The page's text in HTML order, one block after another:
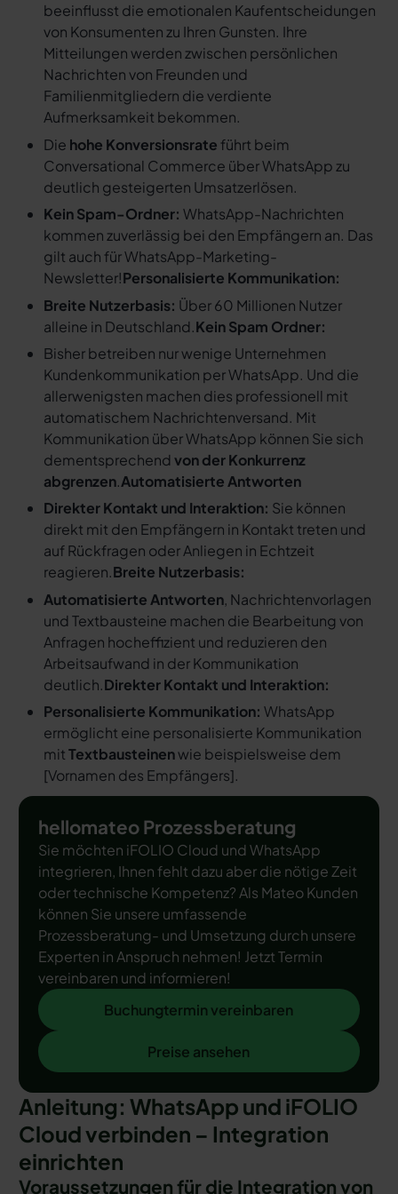
beeinflusst die emotionalen Kaufentscheidungen
von Konsumenten zu Ihren Gunsten. Ihre
Mitteilungen werden zwischen persönlichen
Nachrichten von Freunden und
Familienmitgliedern die verdiente
Aufmerksamkeit bekommen.
Die hohe Konversionsrate führt beim
Conversational Commerce über WhatsApp zu
deutlich gesteigerten Umsatzerlösen.
Kein Spam-Ordner: WhatsApp-Nachrichten
kommen zuverlässig bei den Empfängern an. Das
gilt auch für WhatsApp-Marketing-
Newsletter!Personalisierte Kommunikation:
Breite Nutzerbasis: Über 60 Millionen Nutzer
alleine in Deutschland.Kein Spam Ordner:
Bisher betreiben nur wenige Unternehmen
Kundenkommunikation per WhatsApp. Und die
allerwenigsten machen dies professionell mit
automatischem Nachrichtenversand. Mit
Kommunikation über WhatsApp können Sie sich
dementsprechendvon der Konkurrenz
abgrenzen.Automatisierte Antworten
Direkter Kontakt und Interaktion: Sie können
direkt mit den Empfängern in Kontakt treten und
auf Rückfragen oder Anliegen in Echtzeit
reagieren.Breite Nutzerbasis:
Automatisierte Antworten, Nachrichtenvorlagen
und Textbausteine machen die Bearbeitung von
Anfragen hocheffizient und reduzieren den
Arbeitsaufwand in der Kommunikation
deutlich.Direkter Kontakt und Interaktion:
Personalisierte Kommunikation: WhatsApp
ermöglicht eine personalisierte Kommunikation
mitTextbausteinenwie beispielsweise dem
[Vornamen des Empfängers].
hellomateo Prozessberatung
Sie möchten iFOLIO Cloud und WhatsApp
integrieren, Ihnen fehlt dazu aber die nötige Zeit
oder technische Kompetenz? Als Mateo Kunden
können Sie unsere umfassende
Prozessberatung- und Umsetzung durch unsere
Experten in Anspruch nehmen! Jetzt Termin
vereinbaren und informieren!
Buchungtermin vereinbaren
Buchungtermin vereinbaren
Preise ansehen
Preise ansehen
Anleitung: WhatsApp und iFOLIO
Cloud verbinden – Integration
einrichten
Voraussetzungen für die Integration von